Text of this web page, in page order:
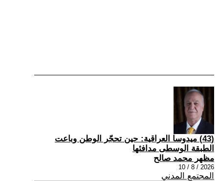
(43) ميدوسا العراقية: حين تحجّر الوطن وباعت
الطبقة الوسطى مدافئها
مظهر محمد صالح
2026 / 8 / 10
المجتمع المدني